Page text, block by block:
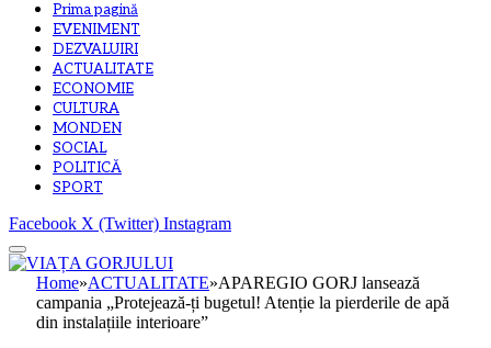
Prima pagină
EVENIMENT
DEZVALUIRI
ACTUALITATE
ECONOMIE
CULTURA
MONDEN
SOCIAL
POLITICĂ
SPORT
Facebook X (Twitter) Instagram
Home»ACTUALITATE»APAREGIO GORJ lansează
campania „Protejează-ți bugetul! Atenție la pierderile de apă
din instalațiile interioare”